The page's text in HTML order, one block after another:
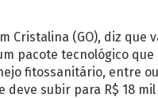
Cristalina (GO), diz que
pacote tecnológico
fitossanitário, entre
deve subir para R$ 18